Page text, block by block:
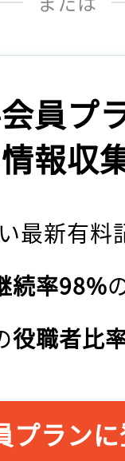
員プ
報収
最新有料
続率98%
役職者比
プラン